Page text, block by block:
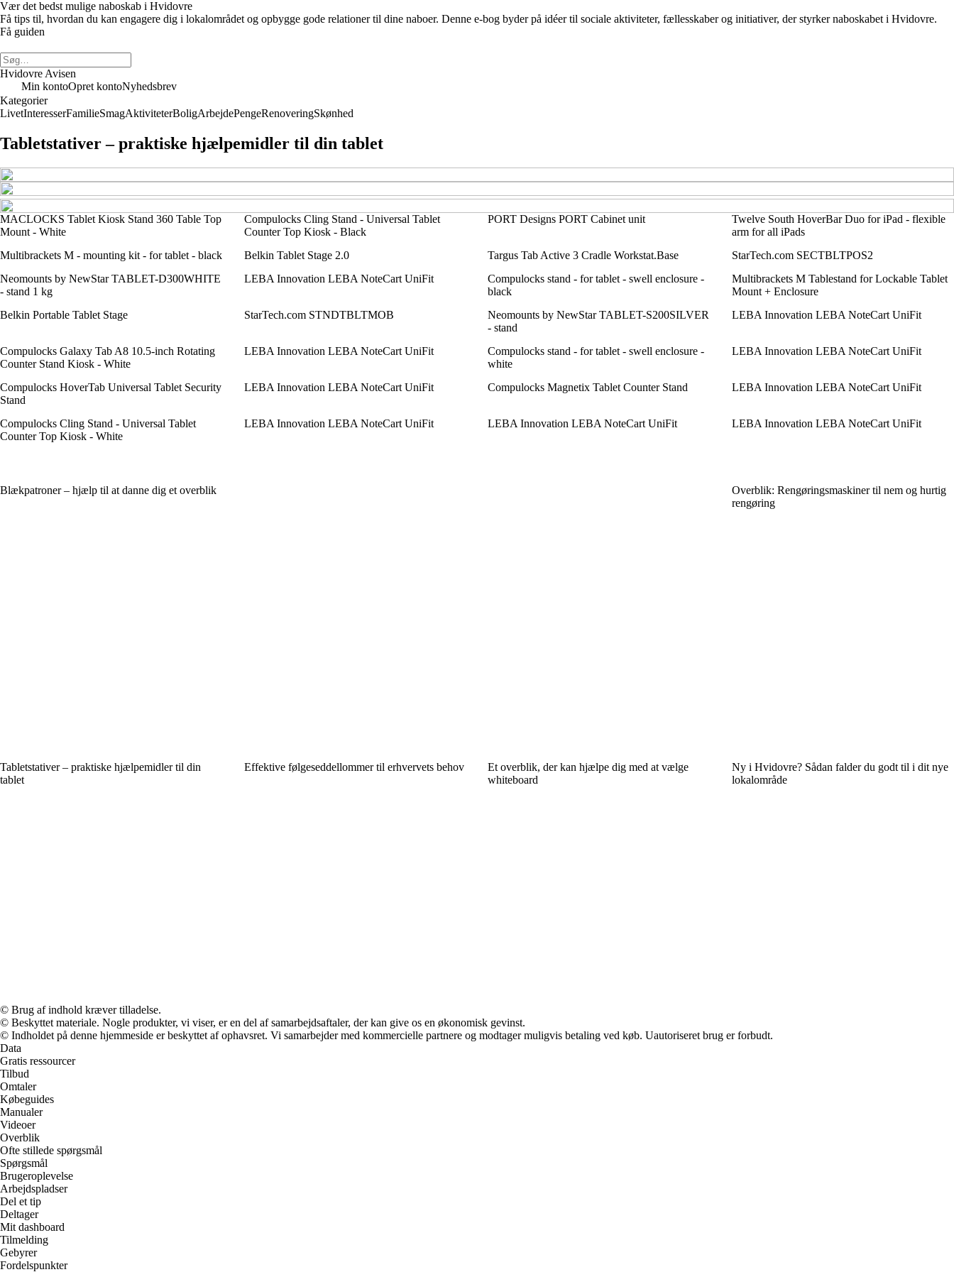
Vær det bedst mulige naboskab i Hvidovre
Få tips til, hvordan du kan engagere dig i lokalområdet og opbygge gode relationer til dine naboer. Denne e-bog byder på idéer til sociale aktiviteter, fællesskaber og initiativer, der styrker naboskabet i Hvidovre.
Få guiden
Hvidovre Avisen
Min kontoOpret kontoNyhedsbrev
Kategorier
LivetInteresserFamilieSmagAktiviteterBoligArbejdePengeRenoveringSkønhed
Tabletstativer – praktiske hjælpemidler til din tablet
MACLOCKS Tablet Kiosk Stand 360 Table Top
Mount - White
Compulocks Cling Stand - Universal Tablet
Counter Top Kiosk - Black
PORT Designs PORT Cabinet unit
Twelve South HoverBar Duo for iPad - flexible
arm for all iPads
Multibrackets M - mounting kit - for tablet - black
Belkin Tablet Stage 2.0 Targus Tab Active 3 Cradle Workstat.Base
StarTech.com SECTBLTPOS2
Neomounts by NewStar TABLET-D300WHITE
- stand 1 kg
LEBA Innovation LEBA NoteCart UniFit
Compulocks stand - for tablet - swell enclosure -
black
Multibrackets M Tablestand for Lockable Tablet
Mount + Enclosure
Belkin Portable Tablet Stage
StarTech.com STNDTBLTMOB
Neomounts by NewStar TABLET-S200SILVER
- stand
LEBA Innovation LEBA NoteCart UniFit
Compulocks Galaxy Tab A8 10.5-inch Rotating
Counter Stand Kiosk - White
LEBA Innovation LEBA NoteCart UniFit
Compulocks stand - for tablet - swell enclosure -
white
LEBA Innovation LEBA NoteCart UniFit
Compulocks HoverTab Universal Tablet Security
Stand
LEBA Innovation LEBA NoteCart UniFit Compulocks Magnetix Tablet Counter Stand LEBA Innovation LEBA NoteCart UniFit
Compulocks Cling Stand - Universal Tablet
Counter Top Kiosk - White
LEBA Innovation LEBA NoteCart UniFit LEBA Innovation LEBA NoteCart UniFit LEBA Innovation LEBA NoteCart UniFit
Blækpatroner – hjælp til at danne dig et overblik
Overblik: Rengøringsmaskiner til nem og hurtig
rengøring
Tabletstativer – praktiske hjælpemidler til din
tablet
Effektive følgeseddellommer til erhvervets behov
Et overblik, der kan hjælpe dig med at vælge
whiteboard
Ny i Hvidovre? Sådan falder du godt til i dit nye
lokalområde
© Brug af indhold kræver tilladelse.
© Beskyttet materiale. Nogle produkter, vi viser, er en del af samarbejdsaftaler, der kan give os en økonomisk gevinst.
© Indholdet på denne hjemmeside er beskyttet af ophavsret. Vi samarbejder med kommercielle partnere og modtager muligvis betaling ved køb. Uautoriseret brug er forbudt.
Data
Gratis ressourcer
Tilbud
Omtaler
Købeguides
Manualer
Videoer
Overblik
Ofte stillede spørgsmål
Spørgsmål
Brugeroplevelse
Arbejdspladser
Del et tip
Deltager
Mit dashboard
Tilmelding
Gebyrer
Fordelspunkter